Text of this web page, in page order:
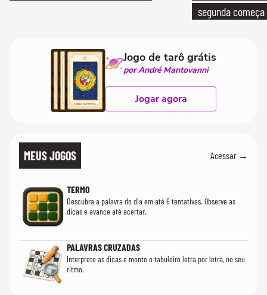
segunda
Jogo de tarô grátis
por André Mantovanni
Jogar agora
MEUS JOGOS Acessar →
TERMO
Descubra a palavra do dia em até 6 tentativas. Observe as
dicas e avance até acertar.
PALAVRAS CRUZADAS
Interprete as dicas e monte o tabuleiro letra por letra, no seu
ritmo.